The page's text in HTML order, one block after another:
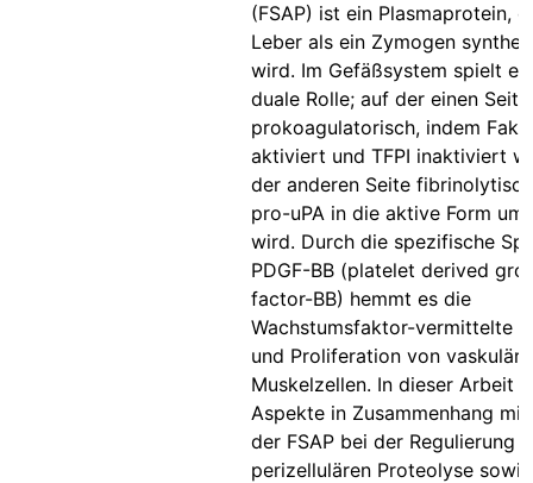
(FSAP) ist ein Plasmaprotein,
Leber als ein Zymogen
wird. Im Gefäßsystem spielt es
duale Rolle; auf der einen
prokoagulatorisch, indem
aktiviert und TFPI inaktiviert
der anderen Seite
pro-uPA in die aktive Form
wird. Durch die spezifische
PDGF-BB (platelet derived
factor-BB) hemmt es die
Wachstumsfaktor-vermittelte
und Proliferation von
Muskelzellen. In dieser Arbeit
Aspekte in Zusammenhang
der FSAP bei der Regulierung
perizellulären Proteolyse sowie